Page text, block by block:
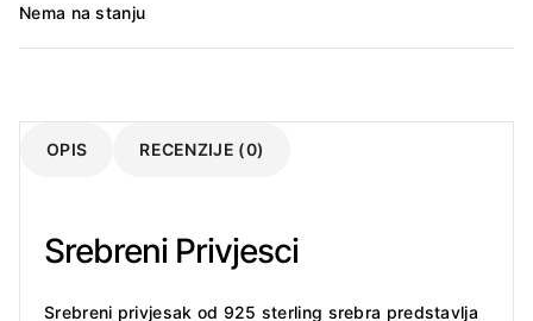
Nema na stanju
OPIS RECENZIJE (0)
Srebreni Privjesci
Srebreni privjesak od 925 sterling srebra predstavlja